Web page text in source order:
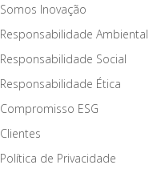
Somos Inovação
Responsabilidade Ambiental
Responsabilidade Social
Responsabilidade Ética
Compromisso ESG
Clientes
Política de Privacidade